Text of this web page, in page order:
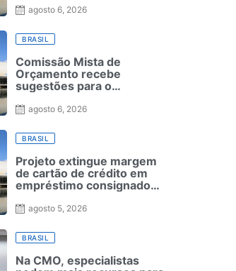
agosto 6, 2026
BRASIL
Comissão Mista de
Orçamento recebe
sugestões para o
e pré-escolas
agosto 6, 2026
BRASIL
Projeto extingue margem
de cartão de crédito em
empréstimo consignado
agosto 5, 2026
BRASIL
Na CMO, especialistas